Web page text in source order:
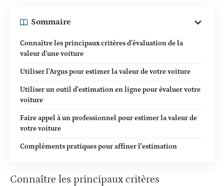
Sommaire
Connaître les principaux critères d’évaluation de la
valeur d’une voiture
Utiliser l’Argus pour estimer la valeur de votre voiture
Utiliser un outil d’estimation en ligne pour évaluer votre
voiture
Faire appel à un professionnel pour estimer la valeur de
votre voiture
Compléments pratiques pour affiner l’estimation
Connaître les principaux critères